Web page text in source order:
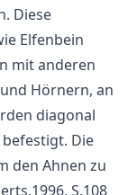
Diese
Elfenbein
mit anderen
Hörnern, an
diagonal
Die
den Ahnen zu
S.108